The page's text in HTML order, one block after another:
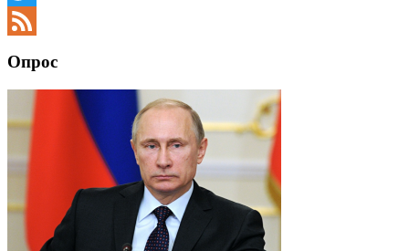
Twitter
Опрос